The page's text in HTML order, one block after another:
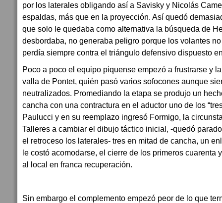
por los laterales obligando así a Savisky y Nicolás
espaldas, más que en la proyección. Así quedó
que solo le quedaba como alternativa la búsqueda de
desbordaba, no generaba peligro porque los volantes
perdía siempre contra el triángulo defensivo dispuesto
Poco a poco el equipo piquense empezó a frustrarse y
valla de Pontet, quién pasó varios sofocones aunque
neutralizados. Promediando la etapa se produjo un
cancha con una contractura en el aductor uno de los
Paulucci y en su reemplazo ingresó Formigo, la
Talleres a cambiar el dibujo táctico inicial, -quedó
el retroceso los laterales- tres en mitad de cancha, un
le costó acomodarse, el cierre de los primeros cuarenta
al local en franca recuperación.
Sin embargo el complemento empezó peor de lo que